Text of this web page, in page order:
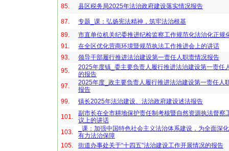
85.
县区税务局2025年法治政府建设落实情况报告
87.
专题_课：弘扬宪法精神，筑牢法治根基
89.
市直单位机关纪委推进纪检监察工作规范化法治化正规
91.
在全区优化营商环境暨规范执法工作推进会上的讲话
93.
领导干部履行推进法治建设第一责任人职责情况报告
95.
2025年度镇_委主要负责人履行推进法治建设第一责任
的报告
97.
2025年度_政主要负责人履行推进法治建设第一责任人
报告
99.
镇长2025年法治建设、法治政府建设述法报告
101.
副市长在全市耕地保护责任制考核暨自然资源执法督察
议上的讲话
103.
_课：加强中国特色社会主义法治体系建设，为全面深
有力法治保障
105.
街道办事处关于“十四五”法治建设工作开展情况的报告